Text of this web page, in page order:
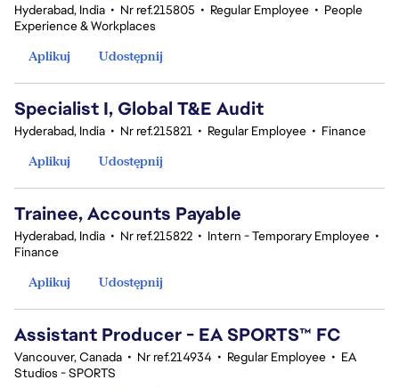
Hyderabad, India • Nr ref.215805 • Regular Employee • People
Experience & Workplaces
Aplikuj
Udostępnij
Specialist I, Global T&E Audit
Hyderabad, India • Nr ref.215821 • Regular Employee • Finance
Aplikuj
Udostępnij
Trainee, Accounts Payable
Hyderabad, India • Nr ref.215822 • Intern - Temporary Employee •
Finance
Aplikuj
Udostępnij
Assistant Producer - EA SPORTS™ FC
Vancouver, Canada • Nr ref.214934 • Regular Employee • EA
Studios - SPORTS